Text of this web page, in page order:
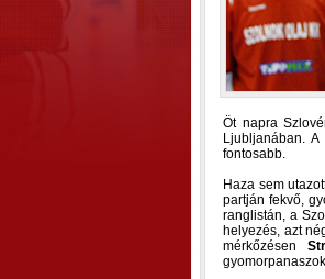
Öt napra
Ljubljanában.
fontosabb.
Haza sem
partján fekvő,
ranglistán, a
helyezés, azt
mérkőzésen